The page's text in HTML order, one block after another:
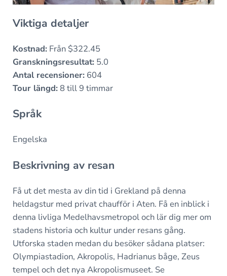
Viktiga detaljer
Kostnad:Från $322.45
Granskningsresultat:5.0
Antal recensioner:604
Tour längd:8 till 9 timmar
Språk
Engelska
Beskrivning av resan
Få ut det mesta av din tid i Grekland på denna
heldagstur med privat chaufför i Aten. Få en inblick i
denna livliga Medelhavsmetropol och lär dig mer om
stadens historia och kultur under resans gång.
Utforska staden medan du besöker sådana platser:
Olympiastadion, Akropolis, Hadrianus båge, Zeus
tempel och det nya Akropolismuseet. Se